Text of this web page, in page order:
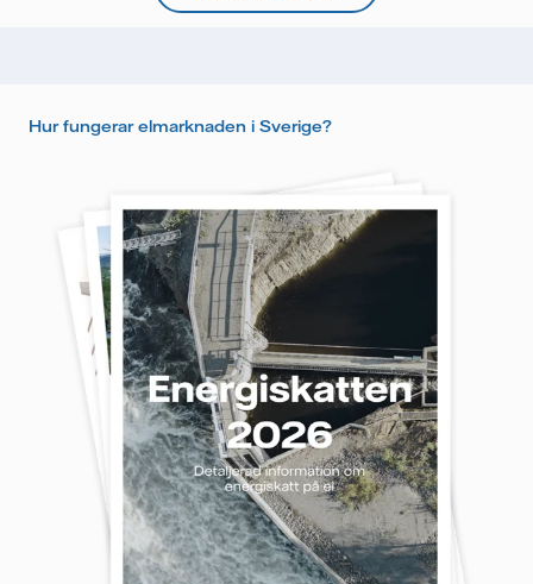
Hur fungerar elmarknaden i Sverige?